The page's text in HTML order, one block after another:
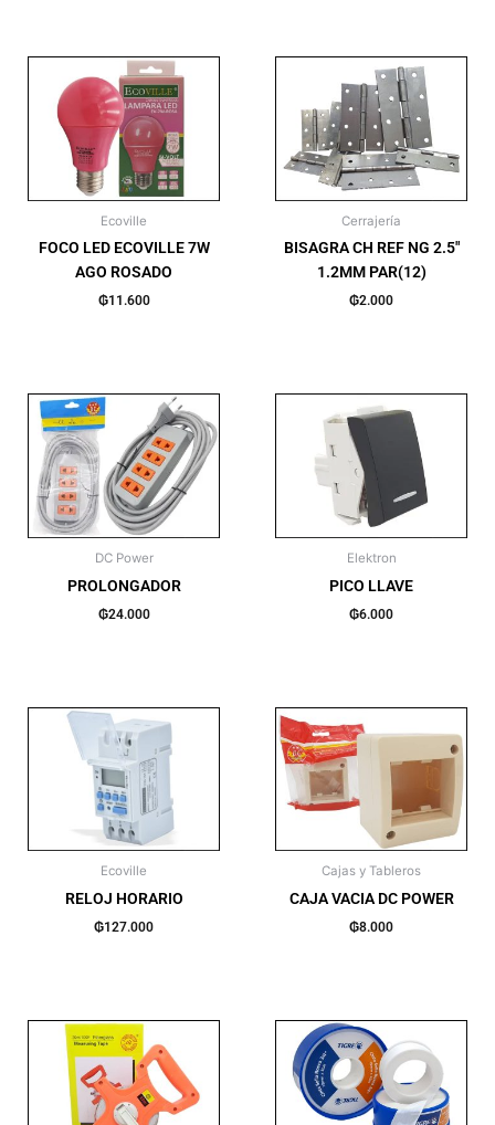
Ecoville
FOCO LED ECOVILLE 7W
AGO ROSADO
₲11.600
Cerrajería
BISAGRA CH REF NG 2.5″
1.2MM PAR(12)
₲2.000
DC Power
PROLONGADOR
₲24.000
Elektron
PICO LLAVE
₲6.000
Ecoville
RELOJ HORARIO
₲127.000
Cajas y Tableros
CAJA VACIA DC POWER
₲8.000